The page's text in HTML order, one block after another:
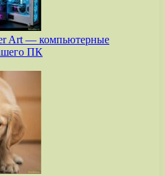
Art — компьютерные
ПК